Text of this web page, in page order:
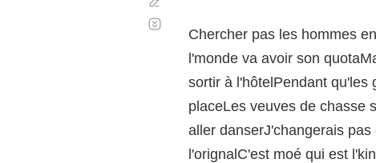
Chercher pas les hommes
l'monde va avoir son
sortir à l'hôtelPendant qu'les
placeLes veuves de chasse
aller danserJ'changerais
l'orignalC'est moé qui est
automático